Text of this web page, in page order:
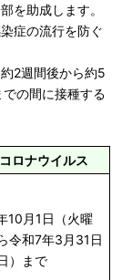
を助成します。
症の流行を防ぐ
2週間後から約5
の間に接種する
ロナウイルス
10月1日（火曜
令和7年3月31日
）まで